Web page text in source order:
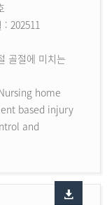
: 202511
골절에 미치는
home
based injury
and